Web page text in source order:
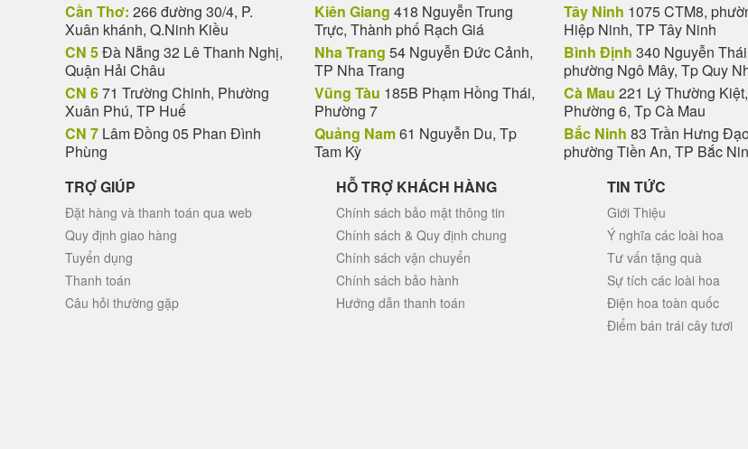
Cần Thơ: 266 đường 30/4, P.
Xuân khánh, Q.Ninh Kiều
CN 5Đà Nẵng 32 Lê Thanh Nghị,
Quận Hải Châu
CN 671 Trường Chinh, Phường
Xuân Phú, TP Huế
CN 7 Lâm Đồng 05 Phan Đình
Phùng
Kiên Giang 418 Nguyễn Trung
Trực, Thành phố Rạch Giá
Nha Trang 54 Nguyễn Đức Cảnh,
TP Nha Trang
Vũng Tàu 185B Phạm Hồng Thái,
Phường 7
Quảng Nam61 Nguyễn Du, Tp
Tam Kỳ
Tây Ninh 1075 CTM8,
Hiệp Ninh, TP Tây Ninh
Bình Định 340 Nguyễn
phường Ngô Mây, Tp Quy
Cà Mau 221 Lý Thường
Phường 6, Tp Cà Mau
Bắc Ninh 83 Trần Hưng
phường Tiền An, TP Bắc
TRỢ GIÚP
Đặt hàng và thanh toán qua web
Quy định giao hàng
Tuyển dụng
Thanh toán
Câu hỏi thường gặp
HỖ TRỢ KHÁCH HÀNG
Chính sách bảo mật thông tin
Chính sách & Quy định chung
Chính sách vận chuyển
Chính sách bảo hành
Hướng dẫn thanh toán
TIN TỨC
Giới Thiệu
Ý nghĩa các loài hoa
Tư vấn tặng quà
Sự tích các loài hoa
Điện hoa toàn quốc
Điểm bán trái cây tươi